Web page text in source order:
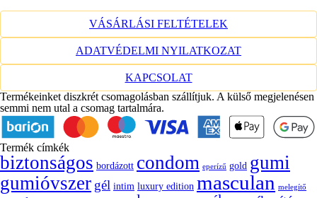
VÁSÁRLÁSI FELTÉTELEK
ADATVÉDELMI NYILATKOZAT
KAPCSOLAT
Termékeinket diszkrét csomagolásban szállítjuk. A külső megjelenésen
semmi nem utal a csomag tartalmára.
Termék címkék
biztonságos bordázott condom eperízű gold gumi
gumióvszer gél intim luxury edition masculan melegítő